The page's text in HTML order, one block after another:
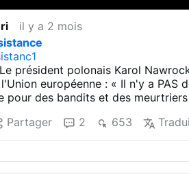
il y a 2 mois
Le président polonais Karol
européenne : « Il n'y a PAS
pour des bandits et des
Partager 2 653